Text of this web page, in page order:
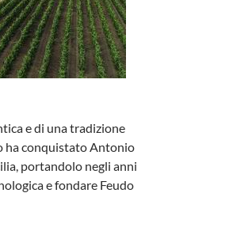
e di una tradizione
ha conquistato Antonio
portandolo negli anni
e fondare Feudo
nascono i vini simbolo della Sicilia